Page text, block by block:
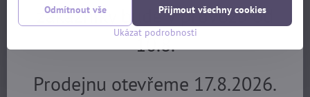
skladem, EXPEDICE PO
DOVOLENÉ 17.8.
skladem, EXPEDICE PO
DOVOLENÉ 17.8.
Ukázat podrobnosti
Přijmout všechny cookies
Odmítnout vše
zákazníky bude v provozu od
10.8.
Prodejnu otevřeme 17.8.2026.